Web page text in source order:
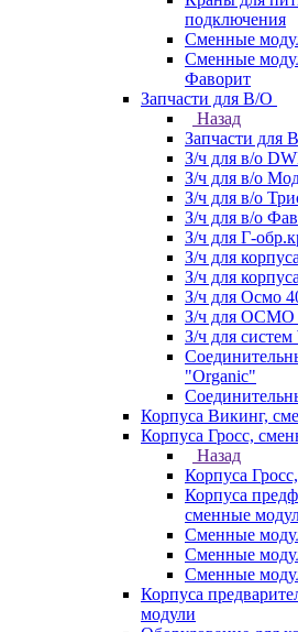
подключения
Сменные
Сменные
Фаворит
Запчасти для В/О
Назад
Запчасти для
З/ч для в/о
З/ч для в/о
З/ч для в/о
З/ч для в/о
З/ч для Г-
З/ч для
З/ч для
З/ч для Осмо
З/ч для ОСМО
З/ч для систем
"Organic"
Корпуса Викинг,
Корпуса Гросс,
Назад
Корпуса
Корпуса
сменные
Сменные
Сменные
Сменные
Корпуса
модули